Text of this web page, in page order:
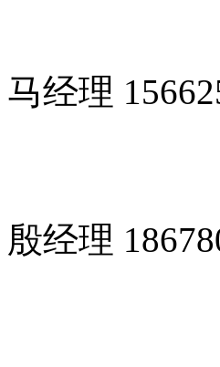
马经理
殷经理